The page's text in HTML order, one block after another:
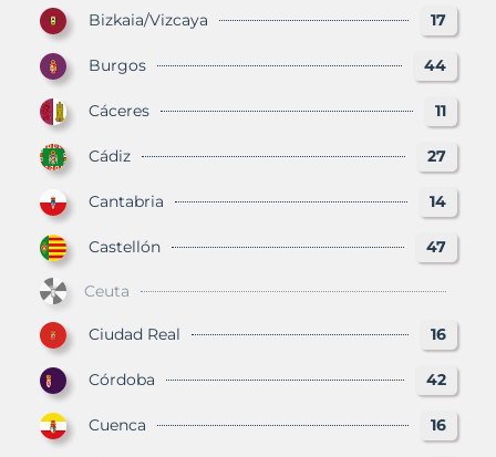
Bizkaia/Vizcaya 17
Burgos 44
Cáceres 11
Cádiz 27
Cantabria 14
Castellón 47
Ceuta
Ciudad Real 16
Córdoba 42
Cuenca 16